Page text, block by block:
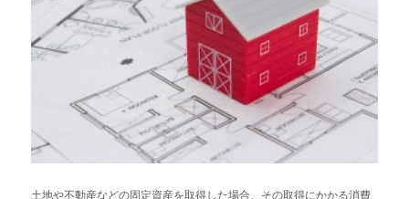
土地や不動産などの固定資産を取得した場合、その取得にかかる消費